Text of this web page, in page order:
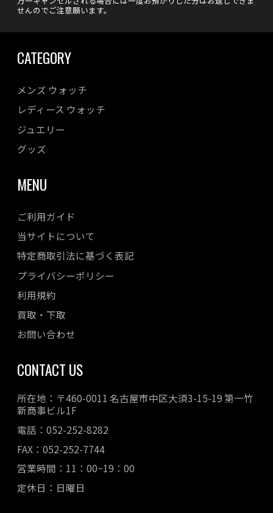
せんのでご注意願います。
CATEGORY
メンズ ウォッチ
レディース ウォッチ
ジュエリー
グッズ
MENU
ご利用ガイド
当サイトについて
特定商取引法に基づく表記
プライバシーポリシー
利用規約
買取・下取
お問い合わせ
CONTACT US
所在地：〒460-0011 名古屋市中区大須3-15-19 第一竹
新商事ビル1F
電話：052-252-8282
FAX：052-252-7744
営業時間：11：00~19：00
定休日：日曜日